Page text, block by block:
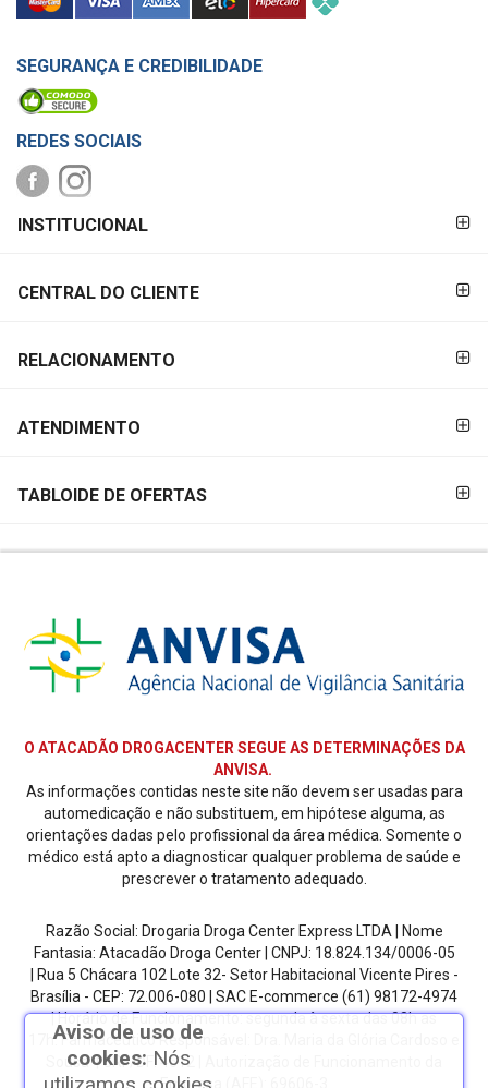
SEGURANÇA E CREDIBILIDADE
REDES SOCIAIS
PAGAMENTO
INSTITUCIONAL
CENTRAL DO CLIENTE
RELACIONAMENTO
ATENDIMENTO
TABLOIDE DE OFERTAS
O ATACADÃO DROGACENTER SEGUE AS DETERMINAÇÕES DA
ANVISA.
As informações contidas neste site não devem ser usadas para
automedicação e não substituem, em hipótese alguma, as
orientações dadas pelo profissional da área médica. Somente o
médico está apto a diagnosticar qualquer problema de saúde e
prescrever o tratamento adequado.
Razão Social: Drogaria Droga Center Express LTDA | Nome
Fantasia: Atacadão Droga Center | CNPJ: 18.824.134/0006-05
| Rua 5 Chácara 102 Lote 32- Setor Habitacional Vicente Pires -
Brasília - CEP: 72.006-080 | SAC E-commerce (61) 98172-4974
| Horário de Funcionamento: segunda à sexta das 08h as
17h.Farmacêutico Responsável: Dra. Maria da Glória Cardoso e
Sousa | CRF/DF: 4612 | Autorização de Funcionamento da
Empresa (AFE): 69606-3
Aviso de uso de
cookies: Nós